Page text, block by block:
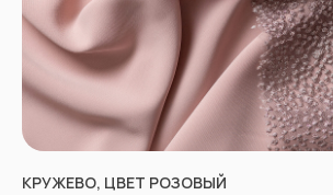
КРУЖЕВО, ЦВЕТ РОЗОВЫЙ